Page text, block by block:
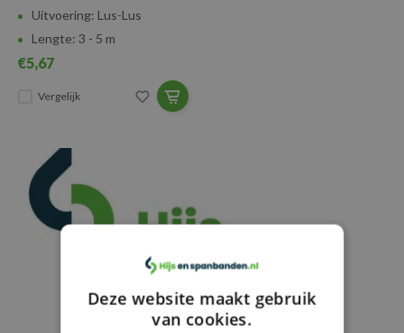
Uitvoering: Lus-Lus
Lengte: 3 - 5 m
€5,67
Vergelijk
Deze website maakt gebruik
van cookies.